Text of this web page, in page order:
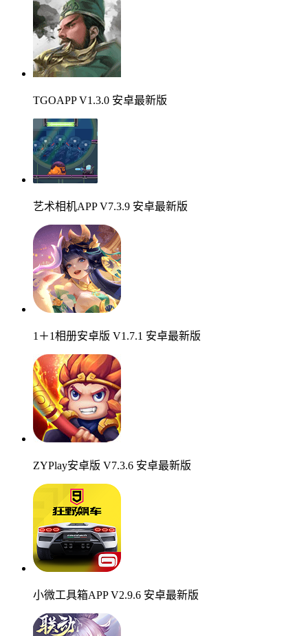
TGOAPP V1.3.0 安卓最新版
艺术相机APP V7.3.9 安卓最新版
1＋1相册安卓版 V1.7.1 安卓最新版
ZYPlay安卓版 V7.3.6 安卓最新版
小微工具箱APP V2.9.6 安卓最新版